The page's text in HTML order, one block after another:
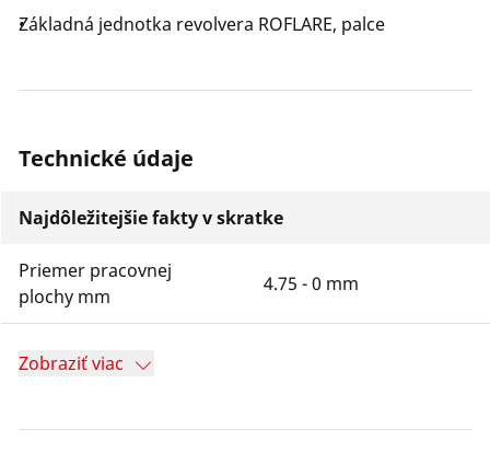
Základná jednotka revolvera ROFLARE, palce
Technické údaje
Najdôležitejšie fakty v skratke
Priemer pracovnej
plochy mm
4.75 - 0 mm
Zobraziť viac